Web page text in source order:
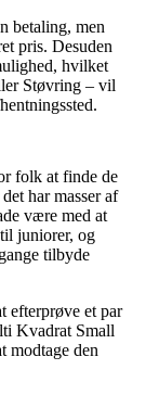
betaling, men
pris. Desuden
hvilket
Støvring – vil
folk at finde de
har masser af
være med at
juniorer, og
tilbyde
efterprøve et par
Kvadrat Small
modtage den